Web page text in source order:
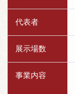
代表者
展示場数
事業内容